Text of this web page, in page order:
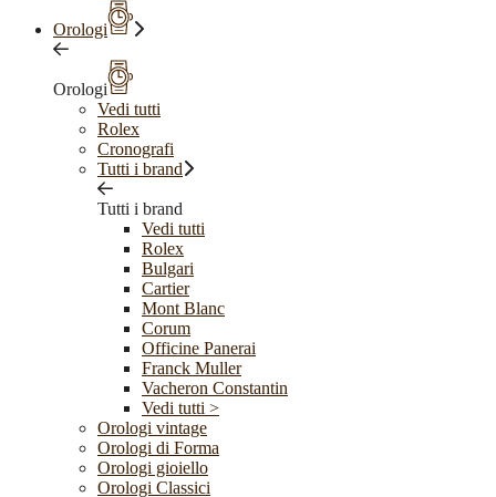
Orologi
Orologi
Vedi tutti
Rolex
Cronografi
Tutti i brand
Tutti i brand
Vedi tutti
Rolex
Bulgari
Cartier
Mont Blanc
Corum
Officine Panerai
Franck Muller
Vacheron Constantin
Vedi tutti >
Orologi vintage
Orologi di Forma
Orologi gioiello
Orologi Classici